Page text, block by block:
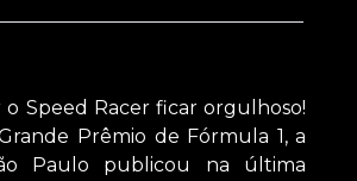
o Speed Racer ficar orgulhoso!
Prêmio de Fórmula 1, a
Paulo publicou na última